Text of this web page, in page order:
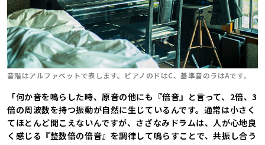
音階はアルファベットで表します。ピアノのドはC、基準音のラはAです。
「何か音を鳴らした時、原音の他にも『倍音』と言って、2倍、3
倍の周波数を持つ振動が自然に生じているんです。通常は小さく
てほとんど聞こえないんですが、さざなみドラムは、人が心地良
く感じる『整数倍の倍音』を調律して鳴らすことで、共振し合う